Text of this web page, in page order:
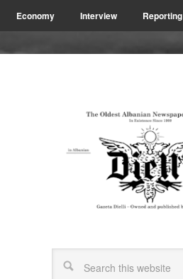
Economy Interview Reporting